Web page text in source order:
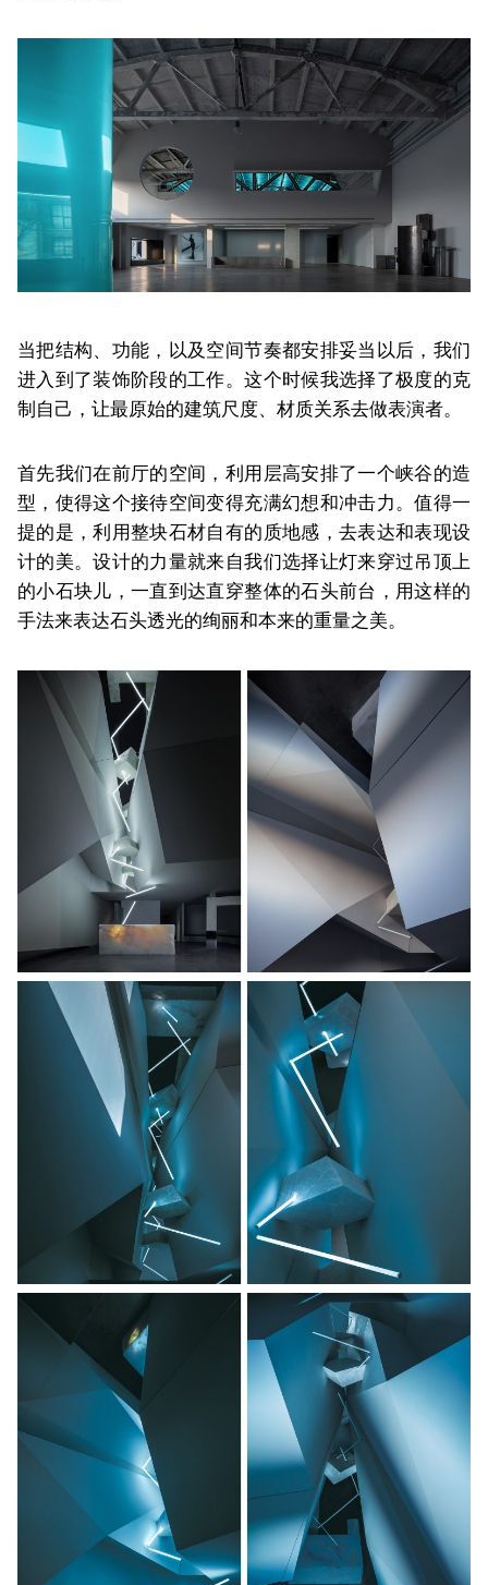
当把结构、功能，以及空间节奏都安排妥当以后，我们
进入到了装饰阶段的工作。这个时候我选择了极度的克
制自己，让最原始的建筑尺度、材质关系去做表演者。
首先我们在前厅的空间，利用层高安排了一个峡谷的造
型，使得这个接待空间变得充满幻想和冲击力。值得一
提的是，利用整块石材自有的质地感，去表达和表现设
计的美。设计的力量就来自我们选择让灯来穿过吊顶上
的小石块儿，一直到达直穿整体的石头前台，用这样的
手法来表达石头透光的绚丽和本来的重量之美。